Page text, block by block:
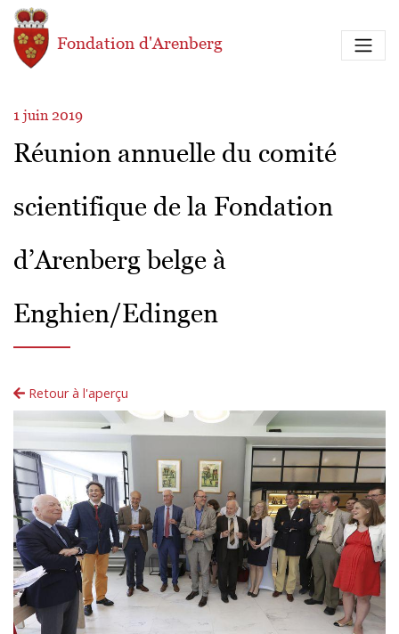
Aller au contenu principal
Fondation d'Arenberg
1 juin 2019
Réunion annuelle du comité
scientifique de la Fondation
d’Arenberg belge à
Enghien/Edingen
Retour à l'aperçu